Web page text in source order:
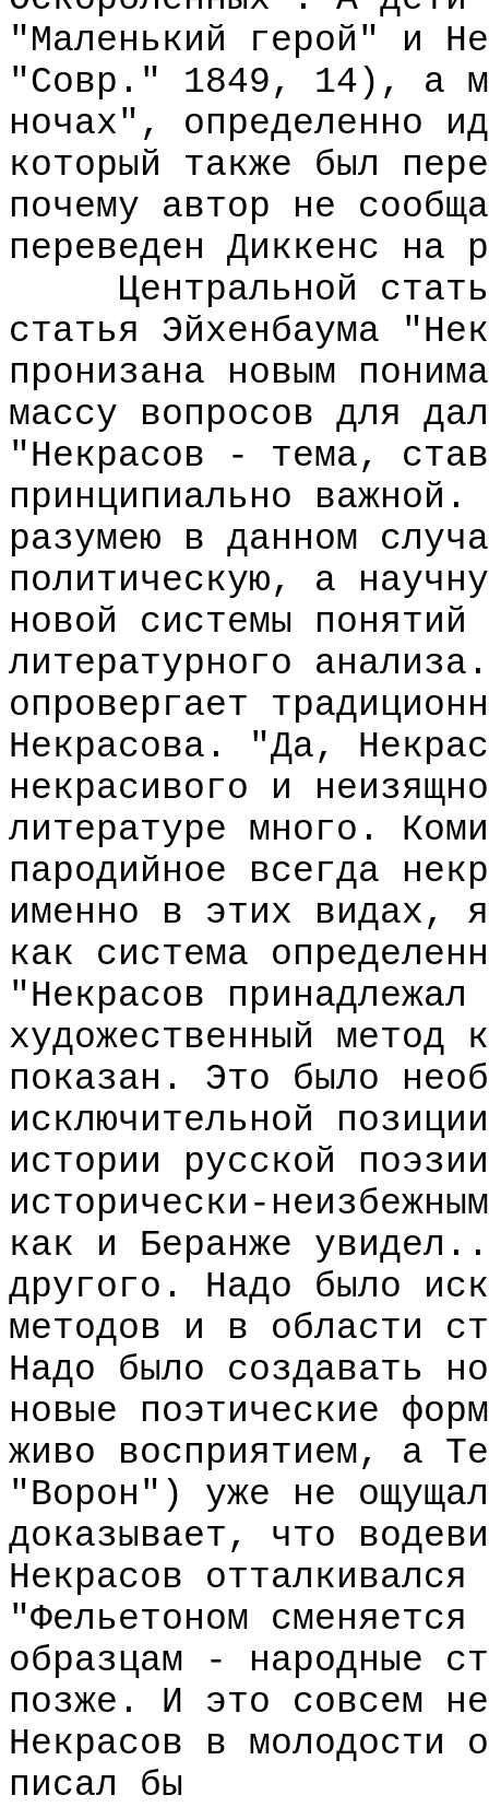
"Маленький герой" и
"Совр." 1849, 14), а
ночах", определенно
который также был
почему автор не
переведен Диккенс на
Центральной
статья Эйхенбаума
пронизана новым
массу вопросов для
"Некрасов - тема,
принципиально
разумею в данном
политическую, а
новой системы
литературного
опровергает
Некрасова. "Да,
некрасивого и
литературе много.
пародийное всегда
именно в этих видах,
как система
"Некрасов
художественный метод
показан. Это было
исключительной
истории русской
исторически-
как и Беранже
другого. Надо было
методов и в области
Надо было создавать
новые поэтические
живо восприятием, а
"Ворон") уже не
доказывает, что
Некрасов
"Фельетоном
образцам - народные
позже. И это совсем
Некрасов в молодости
писал бы